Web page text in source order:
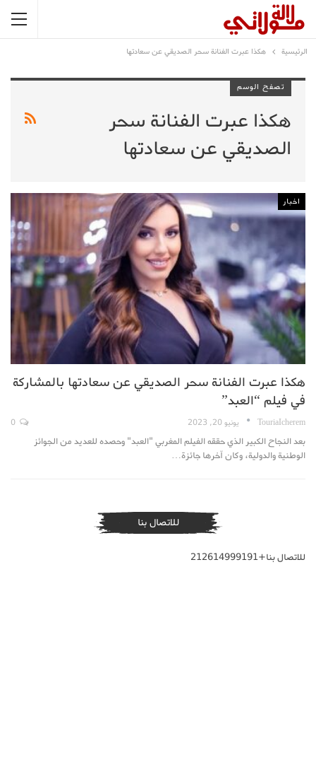
الرئيسية هكذا عبرت الفنانة سحر الصديقي عن سعادتها
تصفح الوسم
هكذا عبرت الفنانة سحر
الصديقي عن سعادتها
اخبار
هكذا عبرت الفنانة سحر الصديقي عن سعادتها بالمشاركة
في فيلم “العبد”
TouriaIcherem يونيو 20, 2023
بعد النجاح الكبير الذي حققه الفيلم المغربي "العبد" وحصده للعديد من الجوائز
الوطنية والدولية، وكان آخرها جائزة…
للاتصال بنا
للاتصال بنا+212614999191